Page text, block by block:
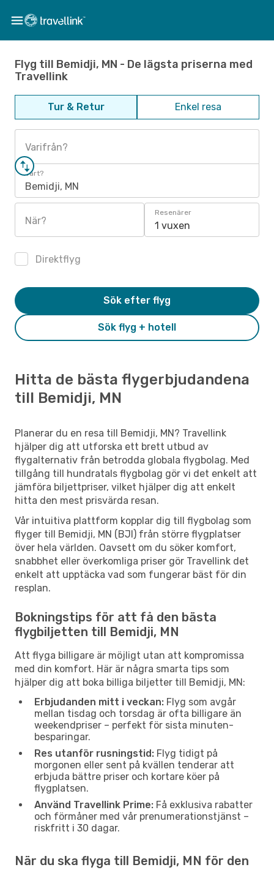
Flyg till Bemidji, MN - De lägsta priserna med
Travellink
Tur & Retur Enkel resa
Varifrån?
Vart?
Bemidji, MN
När?
Resenärer
1 vuxen
Direktflyg
Sök flyg + hotell
Sök efter flyg
Hitta de bästa flygerbjudandena
till Bemidji, MN
Planerar du en resa till Bemidji, MN? Travellink
hjälper dig att utforska ett brett utbud av
flygalternativ från betrodda globala flygbolag. Med
tillgång till hundratals flygbolag gör vi det enkelt att
jämföra biljettpriser, vilket hjälper dig att enkelt
hitta den mest prisvärda resan.
Vår intuitiva plattform kopplar dig till flygbolag som
flyger till Bemidji, MN (BJI) från större flygplatser
över hela världen. Oavsett om du söker komfort,
snabbhet eller överkomliga priser gör Travellink det
enkelt att upptäcka vad som fungerar bäst för din
resplan.
Bokningstips för att få den bästa
flygbiljetten till Bemidji, MN
Att flyga billigare är möjligt utan att kompromissa
med din komfort. Här är några smarta tips som
hjälper dig att boka billiga biljetter till Bemidji, MN:
Erbjudanden mitt i veckan: Flyg som avgår
mellan tisdag och torsdag är ofta billigare än
weekendpriser – perfekt för sista minuten-
besparingar.
Res utanför rusningstid: Flyg tidigt på
morgonen eller sent på kvällen tenderar att
erbjuda bättre priser och kortare köer på
flygplatsen.
Använd Travellink Prime: Få exklusiva rabatter
och förmåner med vår prenumerationstjänst –
riskfritt i 30 dagar.
När du ska flyga till Bemidji, MN för den